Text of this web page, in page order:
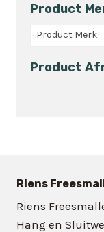
worden
productpagina
Product
Product Merk
Product
Riens
Riens
Hang en